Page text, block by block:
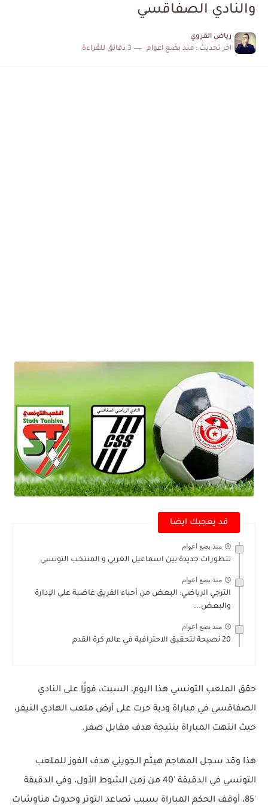
والنادي الصفاقسي
رياض القروي
اخر تحديث : منذ بضع اعوام 3 دقائق للقراءة
قد يعجبك ايضا
منذ بضع اعوام
تتطورات جديدة بين اسماعيل الغربي و المنتخب التونسي
منذ بضع اعوام
الترجي الرياضي: البعض من أحباء الفريق غاضبة على الإدارة
والبعض...
منذ بضع اعوام
20 نصيحة لتحقيق الاحترافية في عالم كرة القدم
حقق الملعب التونسي هذا اليوم، السبت، فوزًا على النادي
الصفاقسي في مباراة ودية جرت على أرض ملعب الهادي النيفر،
حيث انتهت المباراة بنتيجة هدف مقابل صفر.
هذا وقد سجل المهاجم هيثم الجويني هدف الفوز للملعب
التونسي في الدقيقة '40 من زمن الشوط الأول، وفي الدقيقة
'85، أوقف الحكم المباراة بسبب تصاعد التوتر وحدوث مناوشات